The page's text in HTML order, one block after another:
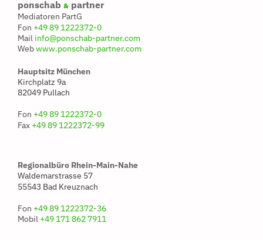
ponschab & partner
Mediatoren PartG
Fon +49 89 1222372-0
Mail info@ponschab-partner.com
Webwww.ponschab-partner.com
Hauptsitz München
Kirchplatz 9a
82049 Pullach
Fon +49 89 1222372-0
Fax +49 89 1222372-99
Regionalbüro Rhein-Main-Nahe
Waldemarstrasse 57
55543 Bad Kreuznach
Fon +49 89 1222372-36
Mobil +49 171 862 7911